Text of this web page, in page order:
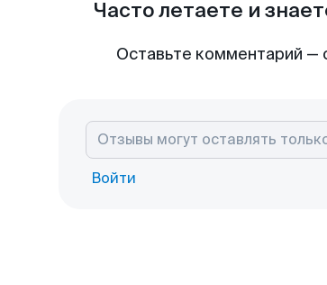
Часто летаете и
Оставьте комментарий —
Войти